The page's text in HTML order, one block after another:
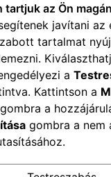
tartjuk az Ön
javítani az
tartalmat
a
Kattintson a
gombra a
gombra a nem